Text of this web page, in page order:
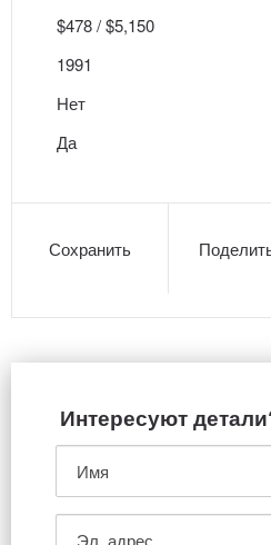
$478 / $5,150
1991
Нет
Да
Сохранить
Интересуют